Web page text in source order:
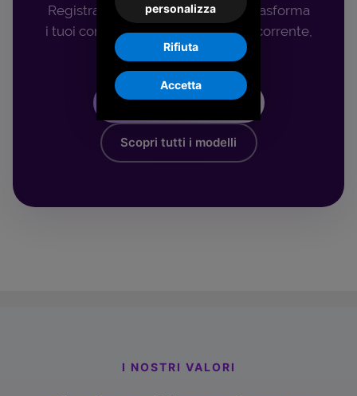
Registrati come procacciatore e trasforma
i tuoi contatti in una provvigione ricorrente,
senza pensieri.
Diventa procacciatore
Scopri tutti i modelli
I NOSTRI VALORI
personalizza
Rifiuta
Accetta